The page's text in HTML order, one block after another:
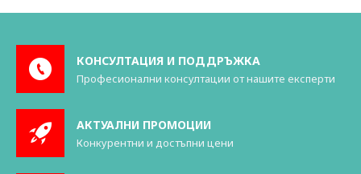
КОНСУЛТАЦИЯ И ПОДДРЪЖКА
Професионални консултации от нашите експерти
АКТУАЛНИ ПРОМОЦИИ
Конкурентни и достъпни цени